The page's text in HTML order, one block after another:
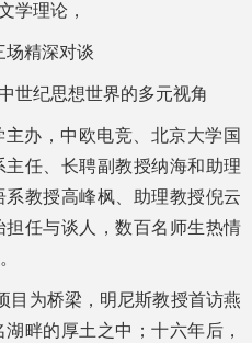
学理论，
场精深对谈
世纪思想世界的多元视角
办，中欧电竞、北京大学国
任、长聘副教授纳海和助理
教授高峰枫、助理教授倪云
任与谈人，数百名师生热情
目为桥梁，明尼斯教授首访燕
畔的厚土之中；十六年后，